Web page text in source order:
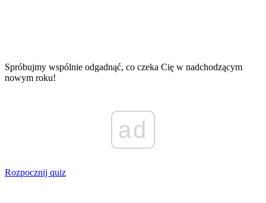
Spróbujmy wspólnie odgadnąć, co czeka Cię w nadchodzącym
nowym roku!
ad
Rozpocznij quiz